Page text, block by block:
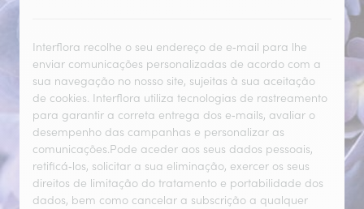
Interflora recolhe o seu endereço de e‑mail para lhe
enviar comunicações personalizadas de acordo com a
sua navegação no nosso site, sujeitas à sua aceitação
de cookies. Interflora utiliza tecnologias de rastreamento
para garantir a correta entrega dos e‑mails, avaliar o
desempenho das campanhas e personalizar as
comunicações.Pode aceder aos seus dados pessoais,
retificá‑los, solicitar a sua eliminação, exercer os seus
direitos de limitação do tratamento e portabilidade dos
dados, bem como cancelar a subscrição a qualquer